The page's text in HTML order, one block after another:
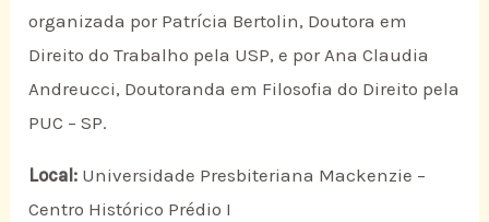
organizada por Patrícia Bertolin, Doutora em
Direito do Trabalho pela USP, e por Ana Claudia
Andreucci, Doutoranda em Filosofia do Direito pela
PUC – SP.
Local: Universidade Presbiteriana Mackenzie –
Centro Histórico Prédio I